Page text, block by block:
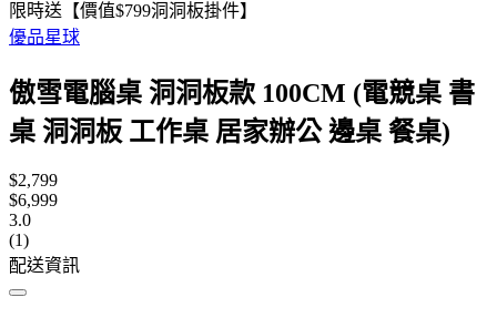
限時送【價值$799洞洞板掛件】
優品星球
傲雪電腦桌 洞洞板款 100CM (電競桌 書
桌 洞洞板 工作桌 居家辦公 邊桌 餐桌)
$2,799
$6,999
3.0
(1)
配送資訊